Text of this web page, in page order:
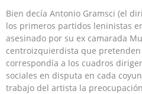
Bien decía Antonio Gramsci (el
los primeros partidos leninistas
asesinado por su ex camarada
centroizquierdista que
correspondía a los cuadros
sociales en disputa en cada
trabajo del artista la